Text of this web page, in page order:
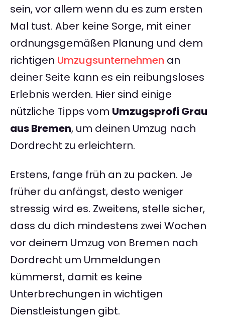
sein, vor allem wenn du es zum ersten
Mal tust. Aber keine Sorge, mit einer
ordnungsgemäßen Planung und dem
richtigen Umzugsunternehmen an
deiner Seite kann es ein reibungsloses
Erlebnis werden. Hier sind einige
nützliche Tipps vom Umzugsprofi Grau
aus Bremen, um deinen Umzug nach
Dordrecht zu erleichtern.
Erstens, fange früh an zu packen. Je
früher du anfängst, desto weniger
stressig wird es. Zweitens, stelle sicher,
dass du dich mindestens zwei Wochen
vor deinem Umzug von Bremen nach
Dordrecht um Ummeldungen
kümmerst, damit es keine
Unterbrechungen in wichtigen
Dienstleistungen gibt.